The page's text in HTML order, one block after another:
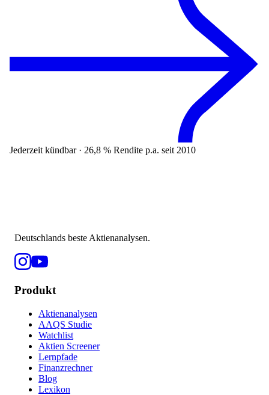
Jederzeit kündbar · 26,8 % Rendite p.a. seit 2010
Deutschlands beste Aktienanalysen.
Produkt
Aktienanalysen
AAQS Studie
Watchlist
Aktien Screener
Lernpfade
Finanzrechner
Blog
Lexikon